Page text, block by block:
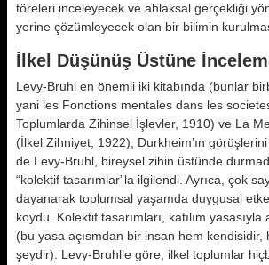
töreleri ince­leyecek ve ahlaksal gerçekliği
yerine çözümleyecek olan bir bilimin
İlkel Düşünüş Üstüne
Levy-Bruhl en önemli iki kitabında (bunlar
yani les Fonctions mentales dans les
Toplumlarda Zihin­sel İşlevler, 1910) ve La
(İlkel Zihniyet, 1922), Durkheim’ın
de Levy-Bruhl, bireysel zihin üs­tünde
“kolektif tasarımlar”la ilgilendi. Ayrıca, çok
dayanarak toplumsal yaşamda duygusal
koydu. Kolektif tasarımları, katılım yasasıyla
(bu yasa açısmdan bir insan hem kendi­sidir,
şeydir). Levy-Bruhl’e göre, ilkel toplumlar